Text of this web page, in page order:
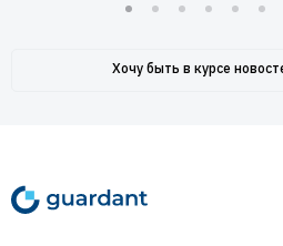
Хочу быть в курсе